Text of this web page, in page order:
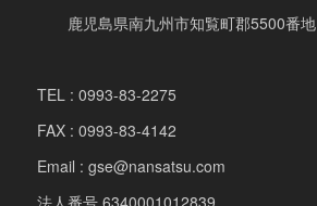
鹿児島県南九州市知覧町郡5500番地
TEL : 0993-83-2275
FAX : 0993-83-4142
Email : gse@nansatsu.com